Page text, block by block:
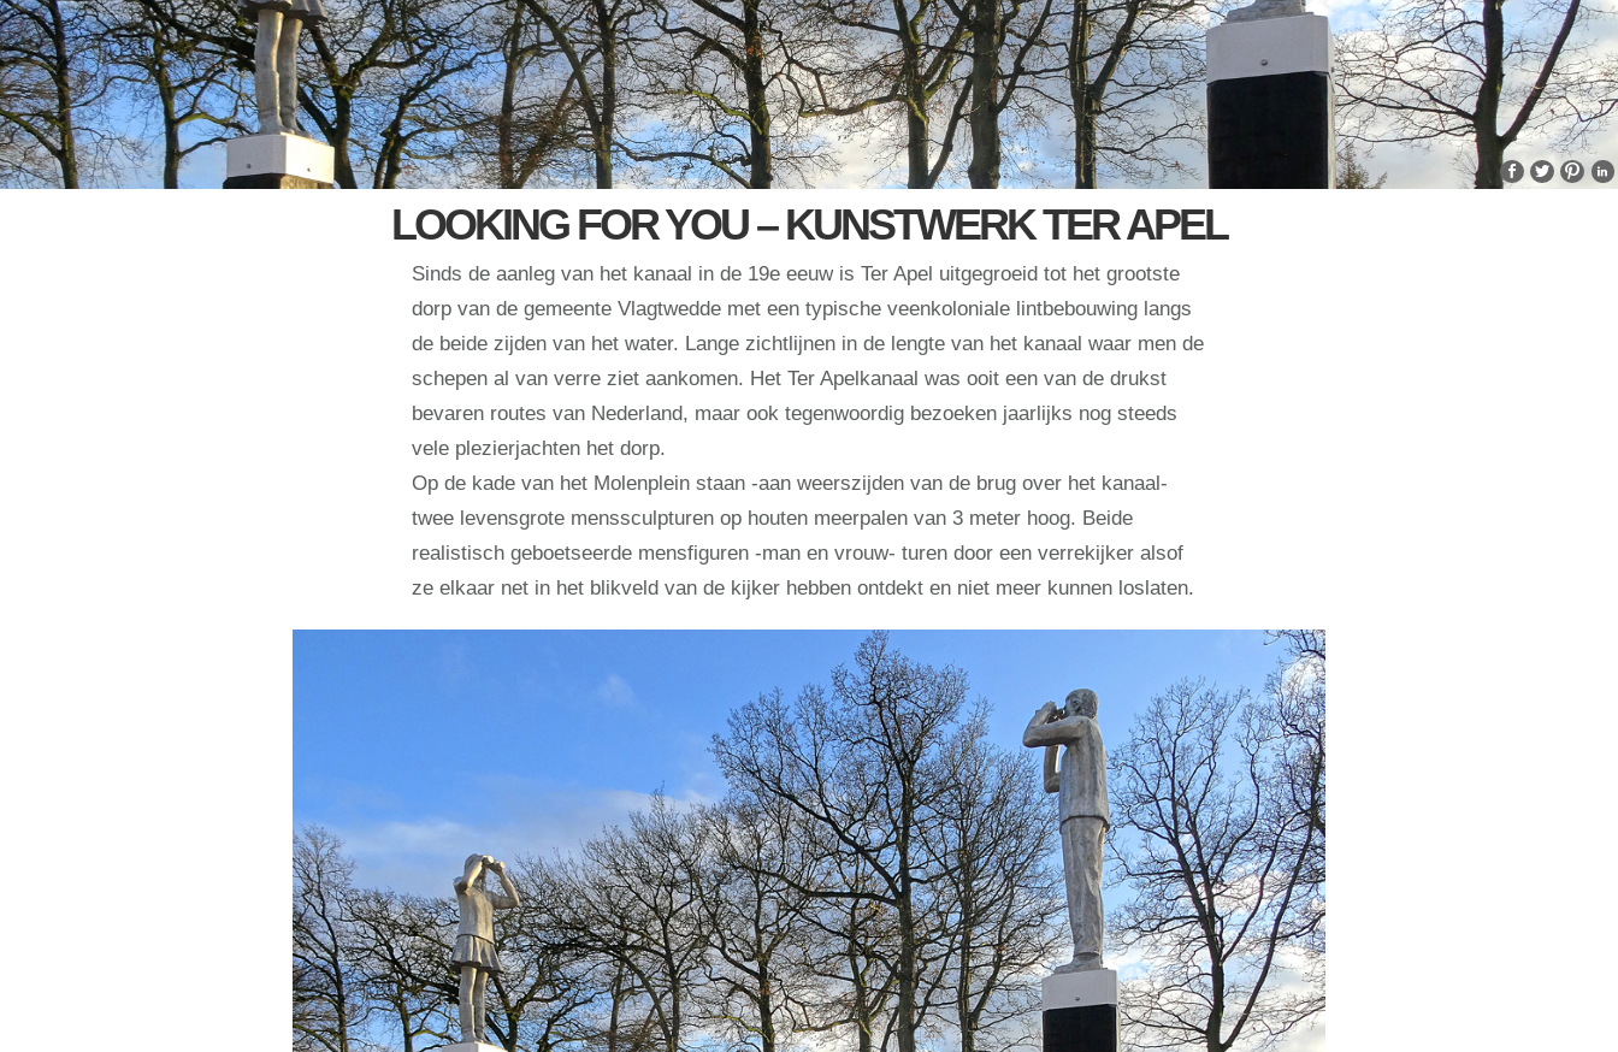
LOOKING FOR YOU – KUNSTWERK TER APEL
Sinds de aanleg van het kanaal in de 19e eeuw is Ter Apel uitgegroeid tot het grootste
dorp van de gemeente Vlagtwedde met een typische veenkoloniale lintbebouwing langs
de beide zijden van het water. Lange zichtlijnen in de lengte van het kanaal waar men de
schepen al van verre ziet aankomen. Het Ter Apelkanaal was ooit een van de drukst
bevaren routes van Nederland, maar ook tegenwoordig bezoeken jaarlijks nog steeds
vele plezierjachten het dorp.
Op de kade van het Molenplein staan -aan weerszijden van de brug over het kanaal-
twee levensgrote menssculpturen op houten meerpalen van 3 meter hoog. Beide
realistisch geboetseerde mensfiguren -man en vrouw- turen door een verrekijker alsof
ze elkaar net in het blikveld van de kijker hebben ontdekt en niet meer kunnen loslaten.